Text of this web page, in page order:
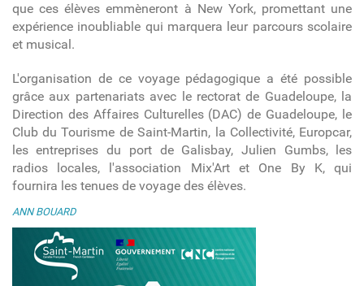
que ces élèves emmèneront à New York, promettant une
expérience inoubliable qui marquera leur parcours scolaire
et musical.
L'organisation de ce voyage pédagogique a été possible
grâce aux partenariats avec le rectorat de Guadeloupe, la
Direction des Affaires Culturelles (DAC) de Guadeloupe, le
Club du Tourisme de Saint-Martin, la Collectivité, Europcar,
les entreprises du port de Galisbay, Julien Gumbs, les
radios locales, l'association Mix'Art et One By K, qui
fournira les tenues de voyage des élèves.
ANN BOUARD